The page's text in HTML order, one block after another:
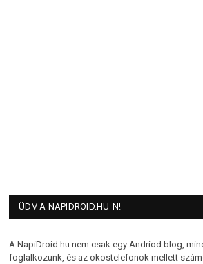
ÜDV A NAPIDROID.HU-N!
A NapiDroid.hu nem csak egy Andriod blog,
foglalkozunk, és az okostelefonok mellett